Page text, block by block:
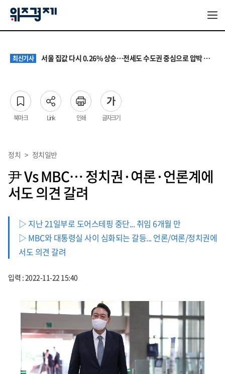
최신기사 서울 집값 다시 0.26% 상승…전세도 수도권 중심으로 압박 커져
최신기사 원·하청 교섭 갈등에 안전 지원 위축까지… 노란봉투법 불확실성 해법은
최신기사 청소년 혐오 표현, '처벌과 낙인'에서 '교양과 상식'으로
북마크 Link 인쇄 글자크기
정치 > 정치일반
尹 Vs MBC… 정치권·여론·언론계에
서도 의견 갈려
▷ 지난 21일부로 도어스테핑 중단... 취임 6개월 만
▷ MBC와 대통령실 사이 심화되는 갈등... 언론/여론/정치권에
서도 의견 갈려
입력 : 2022-11-22 15:40